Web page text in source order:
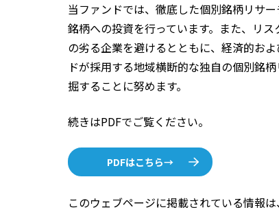
当ファンドでは、徹底した個別銘柄リサ
銘柄への投資を行っています。また、リ
の劣る企業を避けるとともに、経済的お
ドが採用する地域横断的な独自の個別銘
掘することに努めます。
続きはPDFでご覧ください。
PDFはこちら→
このウェブページに掲載されている情報